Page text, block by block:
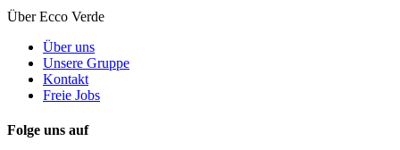
Über Ecco Verde
Über uns
Unsere Gruppe
Kontakt
Freie Jobs
Folge uns auf